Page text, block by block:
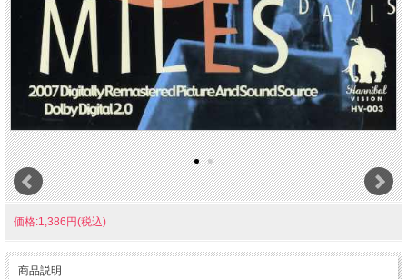
価格:1,386円(税込)
商品説明